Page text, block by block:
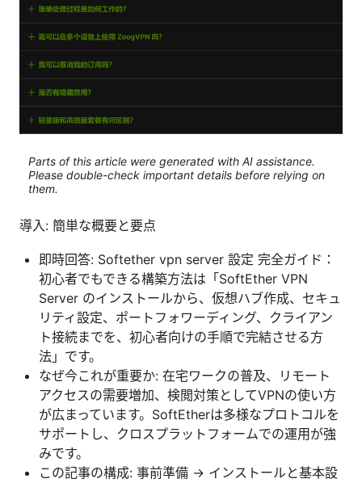
Parts of this article were generated with AI assistance.
Please double-check important details before relying on
them.
導入: 簡単な概要と要点
即時回答: Softether vpn server 設定 完全ガイド：
初心者でもできる構築方法は「SoftEther VPN
Server のインストールから、仮想ハブ作成、セキュ
リティ設定、ポートフォワーディング、クライアン
ト接続までを、初心者向けの手順で完結させる方
法」です。
なぜ今これが重要か: 在宅ワークの普及、リモート
アクセスの需要増加、検閲対策としてVPNの使い方
が広まっています。SoftEtherは多様なプロトコルを
サポートし、クロスプラットフォームでの運用が強
みです。
この記事の構成: 事前準備 -> インストールと基本設